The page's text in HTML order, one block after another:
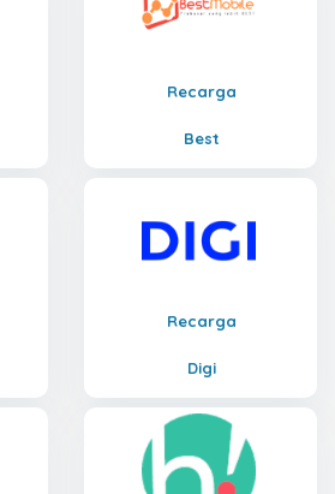
Recarga
Best
Recarga
Digi